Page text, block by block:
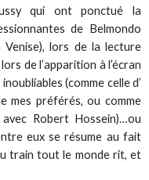
qui ont ponctué la
de Belmondo
Venise), lors de la lecture
de l’apparition à l’écran
(comme celle d’
mes préférés, ou comme
Robert Hossein)…ou
eux se résume au fait
train tout le monde rit, et